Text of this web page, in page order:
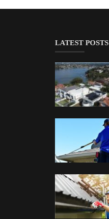
LATEST POSTS